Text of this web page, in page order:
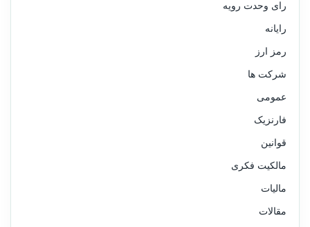
رای وحدت رویه
رایانه
رمز ارز
شرکت ها
عمومی
فارنزیک
قوانین
مالکیت فکری
مالیات
مقالات